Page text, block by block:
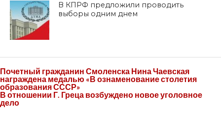
В КПРФ предложили проводить
выборы одним днем
Почетный гражданин Смоленска Нина Чаевская
награждена медалью «В ознаменование столетия
образования СССР»
В отношении Г. Греца возбуждено новое уголовное
дело